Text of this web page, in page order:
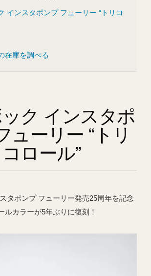
インスタポンプ フューリー “トリコ
在庫を調べる
ック インスタポ
ューリー “トリ
コロール”
タポンプ フューリー発売25周年を記念
ルカラーが5年ぶりに復刻！